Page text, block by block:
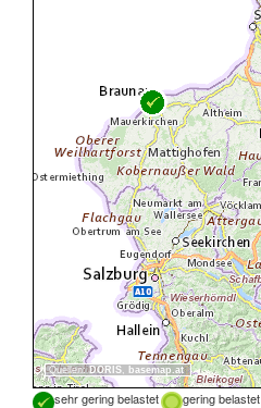
Quellen:DORIS, basemap.at
sehr gering belastet gering belastet